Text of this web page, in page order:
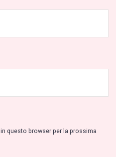
questo browser per la prossima